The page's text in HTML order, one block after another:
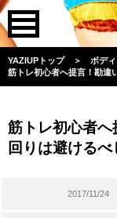
YAZIUPトップ ＞ ボデ
筋トレ初心者へ提言！勘違
筋トレ初心者
回りは避けるべ
2017/11/24